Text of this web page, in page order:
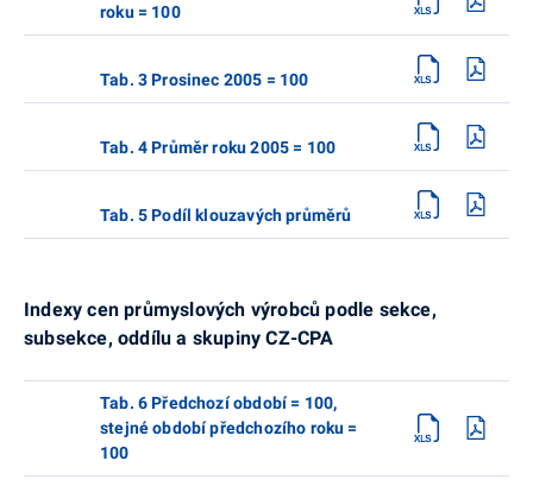
roku = 100
Tab. 3 Prosinec 2005 = 100
Tab. 4 Průměr roku 2005 = 100
Tab. 5 Podíl klouzavých průměrů
Indexy cen průmyslových výrobců podle sekce,
subsekce, oddílu a skupiny CZ-CPA
Tab. 6 Předchozí období = 100,
stejné období předchozího roku =
100